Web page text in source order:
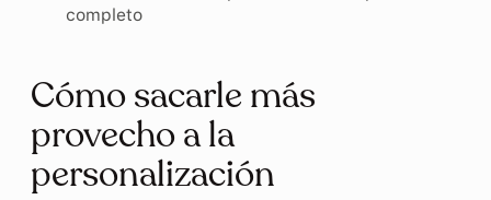
completo
Cómo sacarle más
provecho a la
personalización